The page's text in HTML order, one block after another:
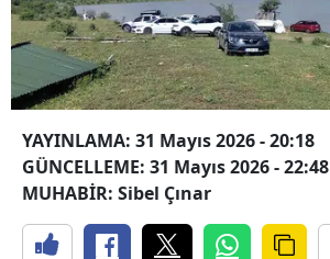
YAYINLAMA: 31 Mayıs 2026 - 20:18
GÜNCELLEME: 31 Mayıs 2026 - 22:48
MUHABİR: Sibel Çınar